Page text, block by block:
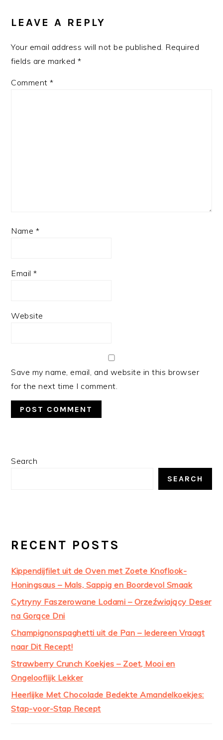
INTERACTIONS
LEAVE A REPLY
Your email address will not be published. Required
fields are marked*
Comment*
Name *
Email*
Website
Save my name, email, and website in this browser
for the next time I comment.
PRIMARY
Search
SEARCH
RECENT POSTS
Kippendijfilet uit de Oven met Zoete Knoflook-
Honingsaus – Mals, Sappig en Boordevol Smaak
Cytryny Faszerowane Lodami – Orzeźwiający Deser
na Gorące Dni
Champignonspaghetti uit de Pan – Iedereen Vraagt
naar Dit Recept!
Strawberry Crunch Koekjes – Zoet, Mooi en
Ongelooflijk Lekker
Heerlijke Met Chocolade Bedekte Amandelkoekjes:
Stap-voor-Stap Recept